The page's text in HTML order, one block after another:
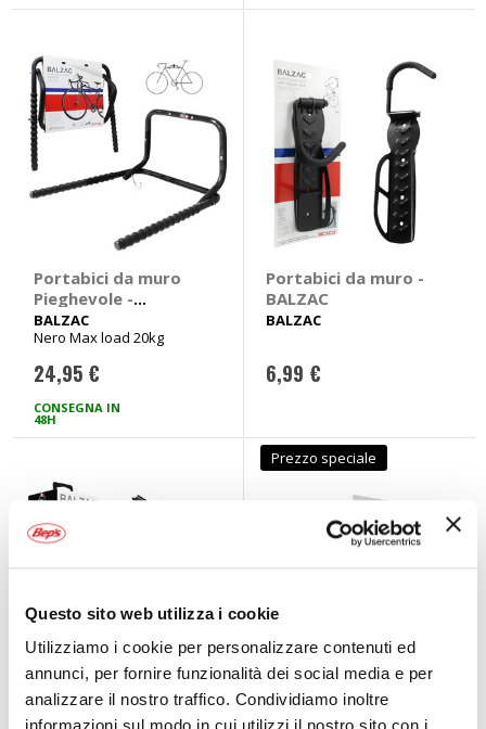
Questo sito web utilizza i cookie
Utilizziamo i cookie per personalizzare contenuti ed
annunci, per fornire funzionalità dei social media e per
analizzare il nostro traffico. Condividiamo inoltre
Portabici da muro
Pieghevole -
BALZAC
BALZAC
Nero Max load 20kg
24,95 €
CONSEGNA IN
48H
Portabici da muro -
BALZAC
BALZAC
6,99 €
Portabici da muro
Prezzo speciale
Portabici da muro